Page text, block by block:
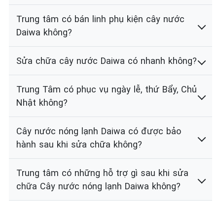
Trung tâm có bán linh phụ kiện cây nước
Daiwa không?
Sửa chữa cây nước Daiwa có nhanh không?
Trung Tâm có phục vụ ngày lễ, thứ Bẩy, Chủ
Nhật không?
Cây nước nóng lạnh Daiwa có được bảo
hành sau khi sửa chữa không?
Trung tâm có những hỗ trợ gì sau khi sửa
chữa Cây nước nóng lạnh Daiwa không?